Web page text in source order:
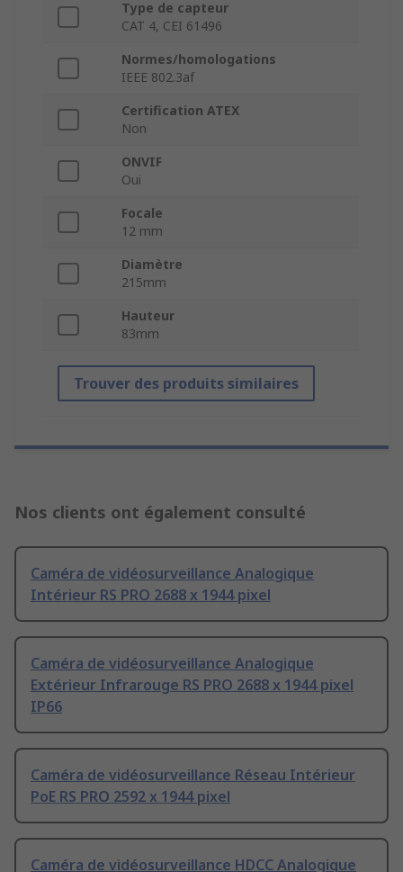
Type de capteur
CAT 4, CEI 61496
Normes/homologations
IEEE 802.3af
Certification ATEX
Non
ONVIF
Oui
Focale
12 mm
Diamètre
215mm
Hauteur
83mm
Trouver des produits similaires
Nos clients ont également consulté
Caméra de vidéosurveillance Analogique
Intérieur RS PRO 2688 x 1944 pixel
Caméra de vidéosurveillance Analogique
Extérieur Infrarouge RS PRO 2688 x 1944 pixel
IP66
Caméra de vidéosurveillance Réseau Intérieur
PoE RS PRO 2592 x 1944 pixel
Caméra de vidéosurveillance HDCC Analogique